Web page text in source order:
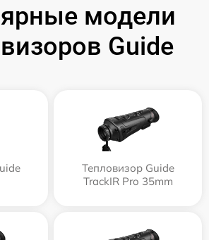
модели
Guide
Тепловизор Guide
TrackIR Pro 35mm